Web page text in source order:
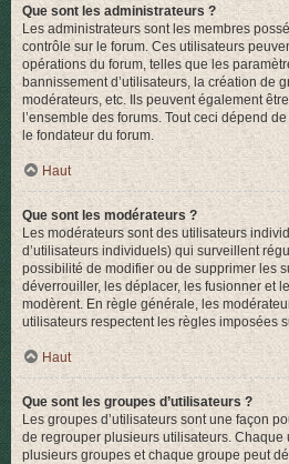
Que sont les administrateurs ?
Les administrateurs sont les membres
contrôle sur le forum. Ces utilisateurs
opérations du forum, telles que les
bannissement d’utilisateurs, la création de
modérateurs, etc. Ils peuvent également
l’ensemble des forums. Tout ceci dépend
le fondateur du forum.
Haut
Que sont les modérateurs ?
Les modérateurs sont des utilisateurs
d’utilisateurs individuels) qui surveillent
possibilité de modifier ou de supprimer les
déverrouiller, les déplacer, les fusionner et
modèrent. En règle générale, les
utilisateurs respectent les règles imposées
Haut
Que sont les groupes d’utilisateurs ?
Les groupes d’utilisateurs sont une façon
de regrouper plusieurs utilisateurs.
plusieurs groupes et chaque groupe peut